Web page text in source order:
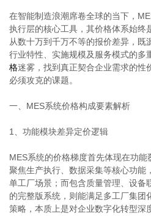
在智能制造浪潮席卷全球的当下，
执行层的核心工具，其价格体系始终
从数十万到千万不等的报价差异，既
行业特性、实施规模及服务模式的多
格迷雾，找到真正契合企业需求的性
必须攻克的课题。
一、MES系统价格构成要素解析
1、功能模块差异定价逻辑
MES系统的价格梯度首先体现在功
聚焦生产执行、数据采集等核心功能
单工厂场景；而包含质量管理、设备
的完整版系统，则能满足多工厂集团
策略，本质上是对企业数字化转型深